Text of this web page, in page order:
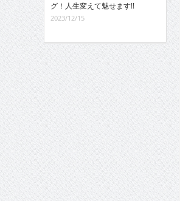
グ！人生変えて魅せます!!
2023/12/15